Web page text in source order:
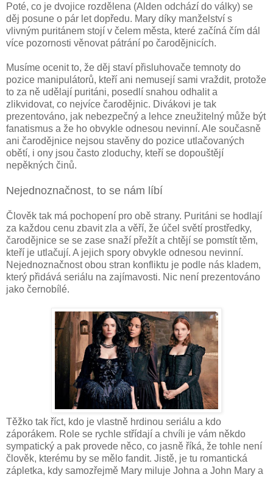
Poté, co je dvojice rozdělena (Alden odchází do války) se
děj posune o pár let dopředu. Mary díky manželství s
vlivným puritánem stojí v čelem města, které začíná čím dál
více pozornosti věnovat pátrání po čarodějnicích.
Musíme ocenit to, že děj staví přisluhovače temnoty do
pozice manipulátorů, kteří ani nemusejí sami vraždit, protože
to za ně udělají puritáni, posedlí snahou odhalit a
zlikvidovat, co nejvíce čarodějnic. Divákovi je tak
prezentováno, jak nebezpečný a lehce zneužitelný může být
fanatismus a že ho obvykle odnesou nevinní. Ale současně
ani čarodějnice nejsou stavěny do pozice utlačovaných
obětí, i ony jsou často zloduchy, kteří se dopouštějí
nepěkných činů.
Nejednoznačnost, to se nám líbí
Člověk tak má pochopení pro obě strany. Puritáni se hodlají
za každou cenu zbavit zla a věří, že účel světí prostředky,
čarodějnice se se zase snaží přežít a chtějí se pomstít těm,
kteří je utlačují. A jejich spory obvykle odnesou nevinní.
Nejednoznačnost obou stran konfliktu je podle nás kladem,
který přidává seriálu na zajímavosti. Nic není prezentováno
jako černobílé.
Těžko tak říct, kdo je vlastně hrdinou seriálu a kdo
záporákem. Role se rychle střídají a chvíli je vám někdo
sympatický a pak provede něco, co jasně říká, že tohle není
člověk, kterému by se mělo fandit. Jistě, je tu romantická
zápletka, kdy samozřejmě Mary miluje Johna a John Mary a